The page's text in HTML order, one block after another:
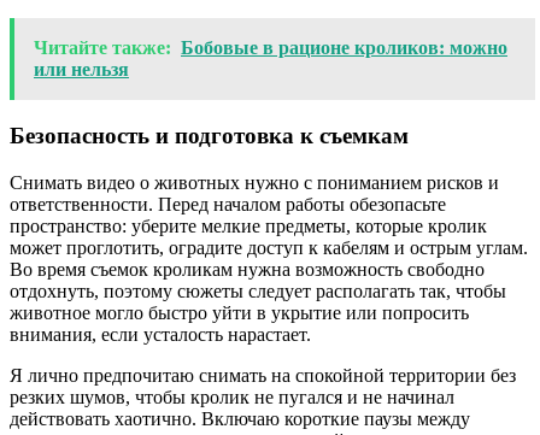
Читайте также: Бобовые в рационе кроликов: можно
или нельзя
Безопасность и подготовка к съемкам
Снимать видео о животных нужно с пониманием рисков и
ответственности. Перед началом работы обезопасьте
пространство: уберите мелкие предметы, которые кролик
может проглотить, оградите доступ к кабелям и острым углам.
Во время съемок кроликам нужна возможность свободно
отдохнуть, поэтому сюжеты следует располагать так, чтобы
животное могло быстро уйти в укрытие или попросить
внимания, если усталость нарастает.
Я лично предпочитаю снимать на спокойной территории без
резких шумов, чтобы кролик не пугался и не начинал
действовать хаотично. Включаю короткие паузы между